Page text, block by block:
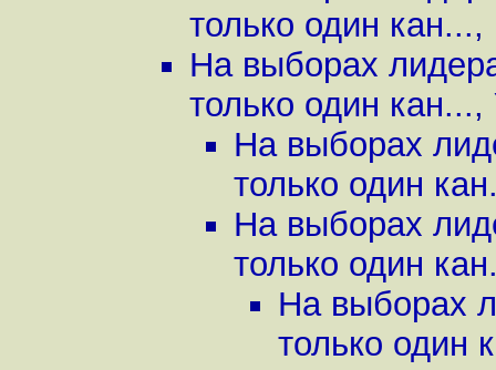
только один кан...,
На выборах
только один кан...,
На выборах
только один
На выборах
только один
На выборах
только один